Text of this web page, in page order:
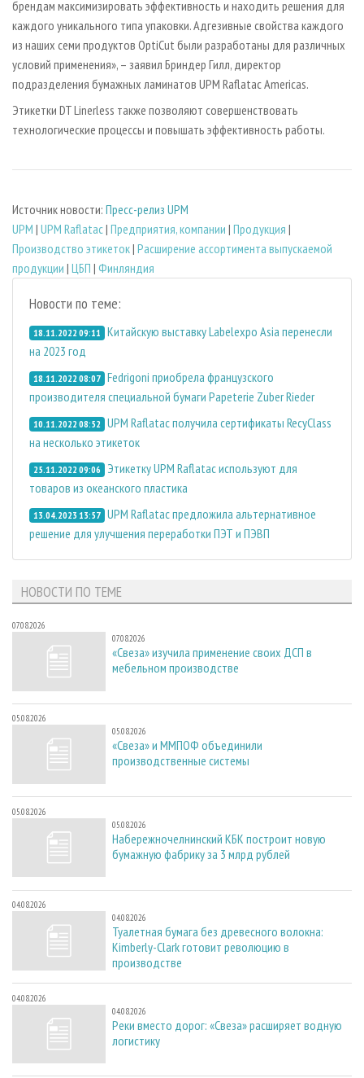
брендам максимизировать эффективность и находить решения для
каждого уникального типа упаковки. Адгезивные свойства каждого
из наших семи продуктов OptiCut были разработаны для различных
условий применения», – заявил Бриндер Гилл, директор
подразделения бумажных ламинатов UPM Raflatac Americas.
Этикетки DT Linerless также позволяют совершенствовать
технологические процессы и повышать эффективность работы.
Источник новости: Пресс-релиз UPM
UPM | UPM Raflatac| Предприятия, компании | Продукция |
Производство этикеток| Расширение ассортимента выпускаемой
продукции | ЦБП | Финляндия
Новости по теме:
18.11.2022 09:11 Китайскую выставку Labelexpo Asia перенесли
на 2023 год
18.11.2022 08:07 Fedrigoni приобрела французского
производителя специальной бумаги Papeterie Zuber Rieder
10.11.2022 08:52 UPM Raflatac получила сертификаты RecyClass
на несколько этикеток
25.11.2022 09:06
Этикетку UPM Raflatac используют для
товаров из океанского пластика
13.04.2023 13:57 UPM Raflatac предложила альтернативное
решение для улучшения переработки ПЭТ и ПЭВП
НОВОСТИ ПО ТЕМЕ
07.08.2026
07.08.2026
«Свеза» изучила применение своих ДСП в
мебельном производстве
05.08.2026
05.08.2026
«Свеза» и ММПОФ объединили
производственные системы
05.08.2026
05.08.2026
Набережночелнинский КБК построит новую
бумажную фабрику за 3 млрд рублей
04.08.2026
04.08.2026
Туалетная бумага без древесного волокна:
Kimberly-Clark готовит революцию в
производстве
04.08.2026
04.08.2026
Реки вместо дорог: «Свеза» расширяет водную
логистику